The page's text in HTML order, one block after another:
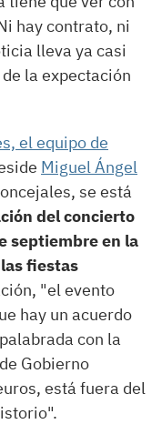
hay contrato, ni
lleva ya casi
la expectación
el equipo de
Miguel Ángel
se está
del concierto
septiembre en la
fiestas
"el evento
hay un acuerdo
con la
Gobierno
está fuera del